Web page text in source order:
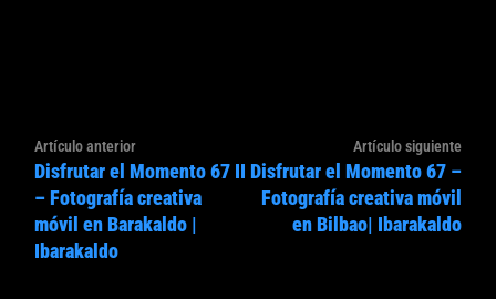
Navegación
de
entradas
Artículo anteriorArtículo
anterior:
Disfrutar el Momento 67 II
– Fotografía creativa
móvil en Barakaldo |
Ibarakaldo
Artículo siguiente
Disfrutar el Momento 67 –
Fotografía creativa móvil
en Bilbao| Ibarakaldo